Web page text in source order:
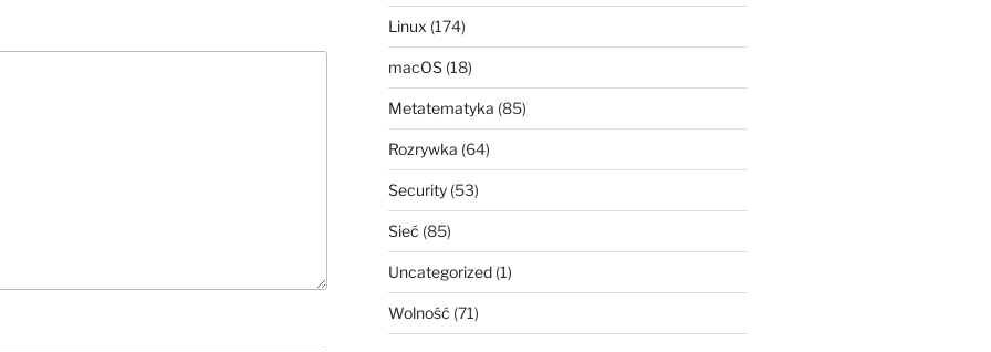
Linux (174)
macOS(18)
Metatematyka (85)
Rozrywka (64)
Security(53)
Sieć (85)
Uncategorized(1)
Wolność (71)